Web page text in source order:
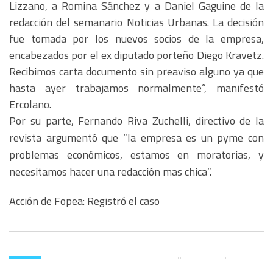
Lizzano, a Romina Sánchez y a Daniel Gaguine de la
redacción del semanario Noticias Urbanas. La decisión
fue tomada por los nuevos socios de la empresa,
encabezados por el ex diputado porteño Diego Kravetz.
Recibimos carta documento sin preaviso alguno ya que
hasta ayer trabajamos normalmente”, manifestó
Ercolano.
Por su parte, Fernando Riva Zuchelli, directivo de la
revista argumentó que “la empresa es un pyme con
problemas económicos, estamos en moratorias, y
necesitamos hacer una redacción mas chica”.
Acción de Fopea: Registró el caso